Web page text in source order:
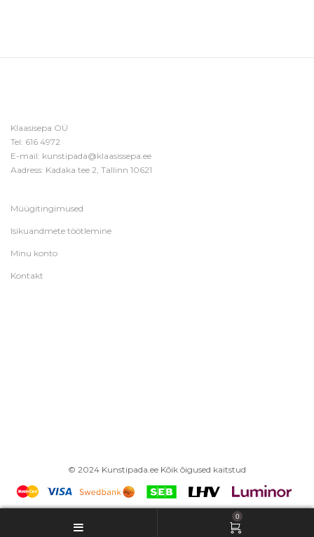
Klaasisepa OÜ
Tel: 616 4972
E-mail: kunstipada@klaasissepa.ee
Aadress: Kadaka tee 2, Tallinn 10621
Müügitingimused
Isikuandmete töötlemine
Minu konto
Kontakt
© 2024 Kunstipada.ee Kõik õigused kaitstud
0